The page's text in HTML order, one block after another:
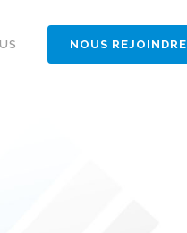
NOUS REJOINDRE